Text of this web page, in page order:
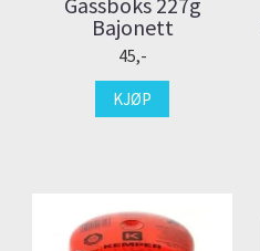
Bajonett
45,-
KJØP